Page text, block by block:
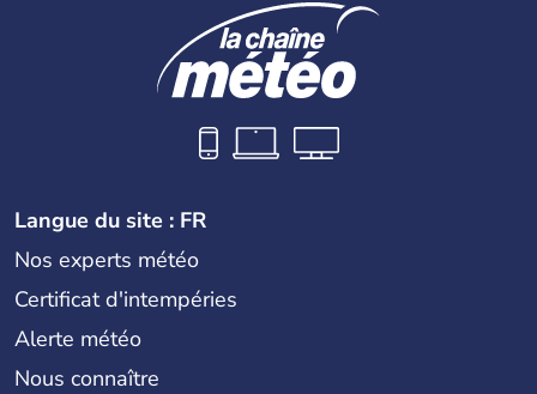
Langue du site : FR
Nos experts météo
Certificat d'intempéries
Alerte météo
Nous connaître